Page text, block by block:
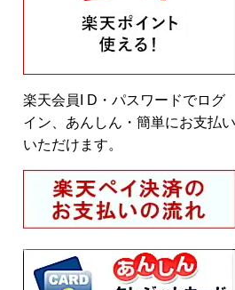
楽天会員I D・パスワードでログ
イン、あんしん・簡単にお支払い
いただけます。